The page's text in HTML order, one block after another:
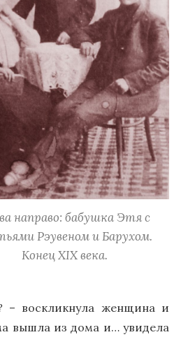
направо: бабушка Этя с
Рэувеном и Барухом.
Конец ХIХ века.
– воскликнула женщина и
вышла из дома и… увидела